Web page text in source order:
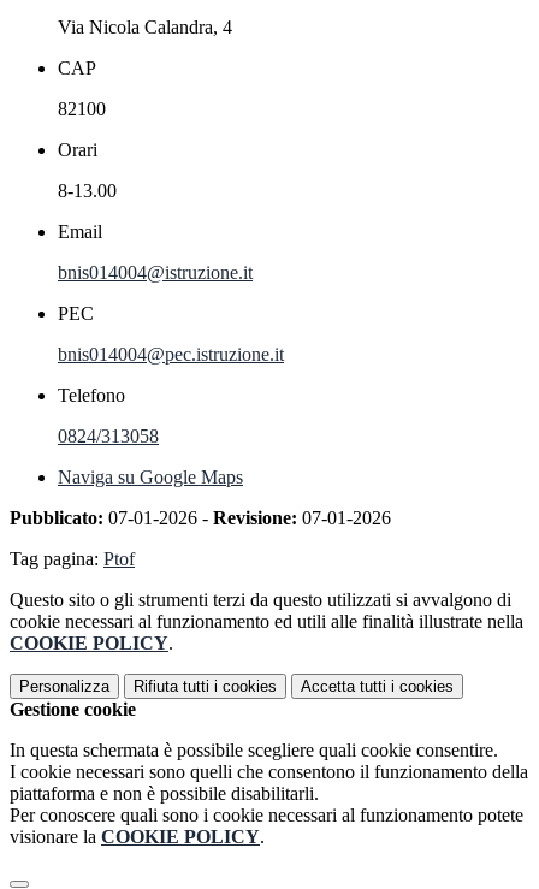
Via Nicola Calandra, 4
CAP
82100
Orari
8-13.00
Email
bnis014004@istruzione.it
PEC
bnis014004@pec.istruzione.it
Telefono
0824/313058
Naviga su Google Maps
Pubblicato: 07-01-2026 - Revisione: 07-01-2026
Tag pagina: Ptof
Questo sito o gli strumenti terzi da questo utilizzati si avvalgono di
cookie necessari al funzionamento ed utili alle finalità illustrate nella
COOKIE POLICY.
Personalizza Rifiuta tutti i cookies Accetta tutti i cookies
Gestione cookie
In questa schermata è possibile scegliere quali cookie consentire.
I cookie necessari sono quelli che consentono il funzionamento della
piattaforma e non è possibile disabilitarli.
Per conoscere quali sono i cookie necessari al funzionamento potete
visionare la COOKIE POLICY.